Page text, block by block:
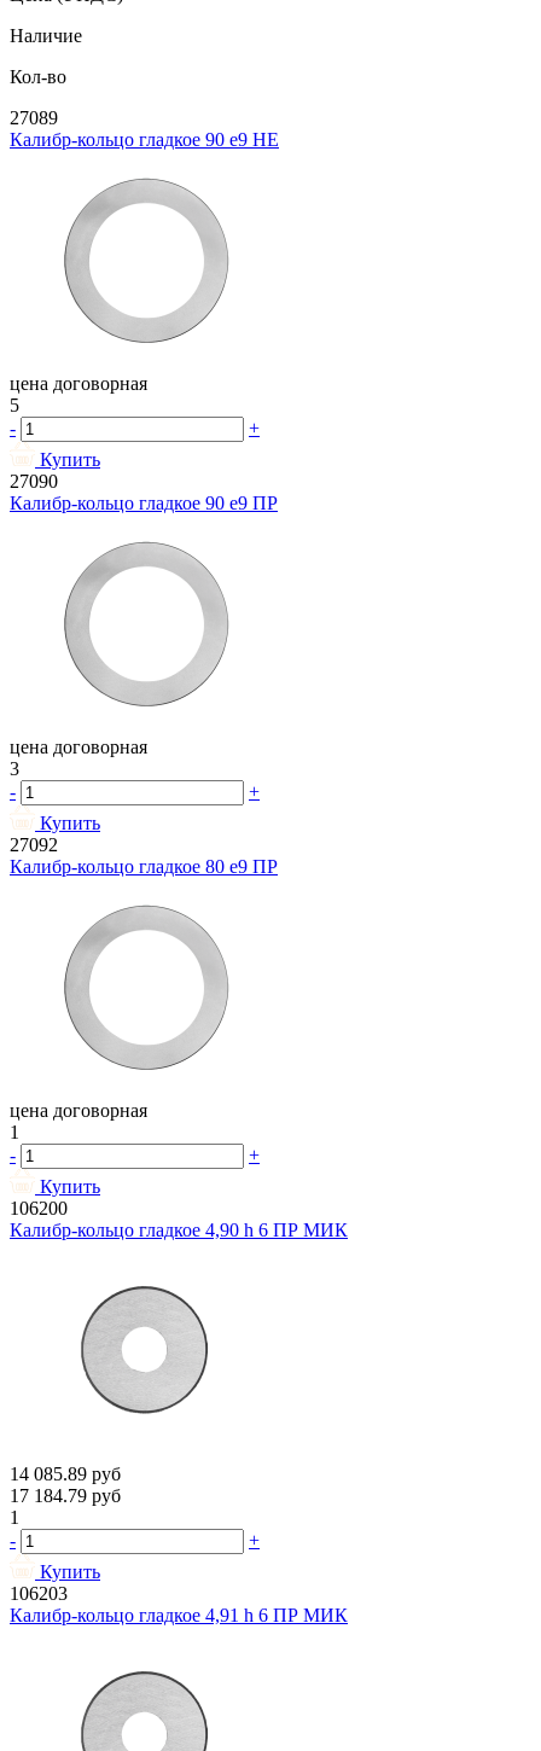
Наличие
Кол-во
27089
Калибр-кольцо гладкое 90 e9 НЕ
цена договорная
5
-
+
Купить
27090
Калибр-кольцо гладкое 90 e9 ПР
цена договорная
3
-
+
Купить
27092
Калибр-кольцо гладкое 80 e9 ПР
цена договорная
1
-
+
Купить
106200
Калибр-кольцо гладкое 4,90 h 6 ПР МИК
14 085.89 руб
17 184.79 руб
1
-
+
Купить
106203
Калибр-кольцо гладкое 4,91 h 6 ПР МИК